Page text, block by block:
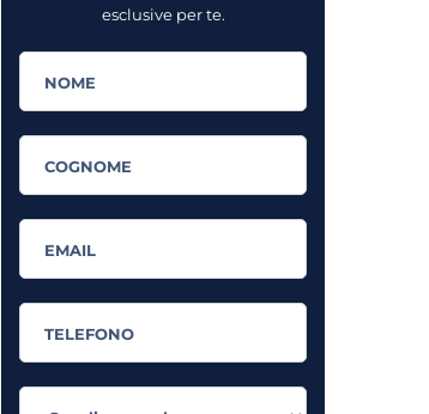
esclusive per te.